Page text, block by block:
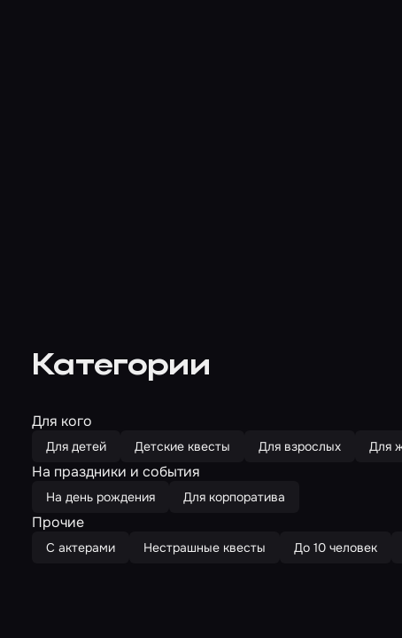
Категории
Для кого
Для детей Детские квесты Для взрослых Для
На праздники и события
На день рождения Для корпоратива
Прочие
С актерами Нестрашные квесты До 10 человек